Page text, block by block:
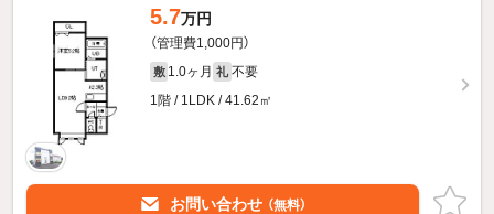
5.7万円
（管理費1,000円）
敷 1.0ヶ月 礼 不要
1階 / 1LDK / 41.62㎡
お問い合わせ （無料）